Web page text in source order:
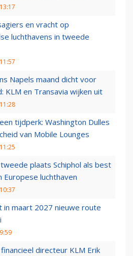
en vracht op
luchthavens in tweede
Napels maand dicht voor
KLM en Transavia wijken uit
tijdperk: Washington Dulles
van Mobile Lounges
plaats Schiphol als best
Europese luchthaven
in maart 2027 nieuwe route
directeur KLM Erik